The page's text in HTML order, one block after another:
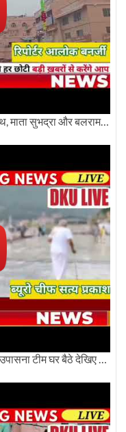
विश्व प्रसिद्ध धाम पुरी की भगवान श्री जगन्नाथ, माता सुभद्रा और बलराम जी की भव्य शोभा यात्रा देखिए
देवभूमि उत्तराखंड की पावन यात्रा पर देश की उपासना टीम घर बैठे देखिए अलौकिक दृश्य